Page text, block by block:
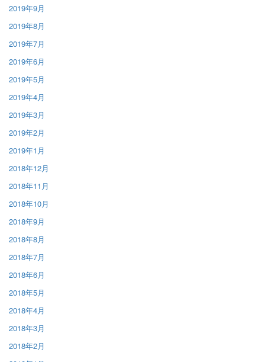
2019年9月
2019年8月
2019年7月
2019年6月
2019年5月
2019年4月
2019年3月
2019年2月
2019年1月
2018年12月
2018年11月
2018年10月
2018年9月
2018年8月
2018年7月
2018年6月
2018年5月
2018年4月
2018年3月
2018年2月